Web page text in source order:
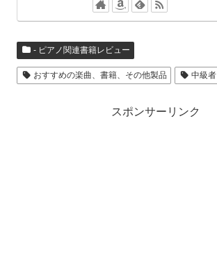
- ピアノ関連書籍レビュー
おすすめの楽曲、書籍、その他製品 中級者
スポンサーリンク